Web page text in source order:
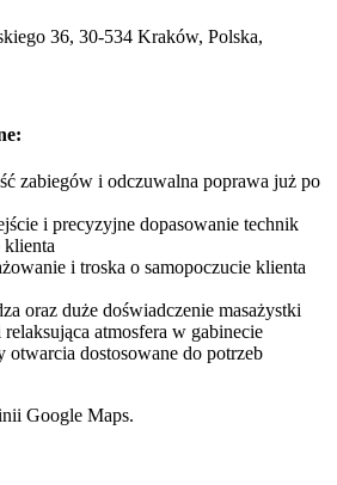
36, 30-534 Kraków, Polska,
zabiegów i odczuwalna poprawa już po
i precyzyjne dopasowanie technik
klienta
i troska o samopoczucie klienta
oraz duże doświadczenie masażystki
relaksująca atmosfera w gabinecie
otwarcia dostosowane do potrzeb
Google Maps.